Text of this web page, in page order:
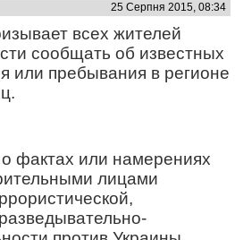
25 Серпня 2015, 08:34
всех жителей
сообщать об известных
или пребывания в регионе
фактах или намерениях
лицами